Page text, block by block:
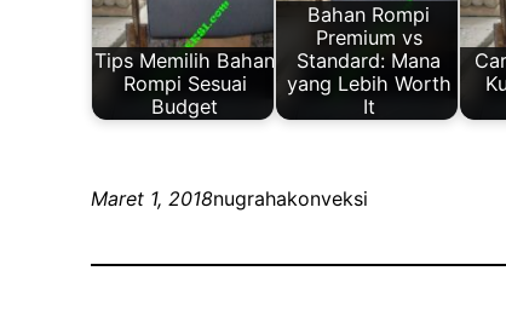
Tips Memilih Bahan
Rompi Sesuai
Budget
Bahan Rompi
Premium vs
Standard: Mana
yang Lebih Worth
It
Maret 1, 2018nugrahakonveksi